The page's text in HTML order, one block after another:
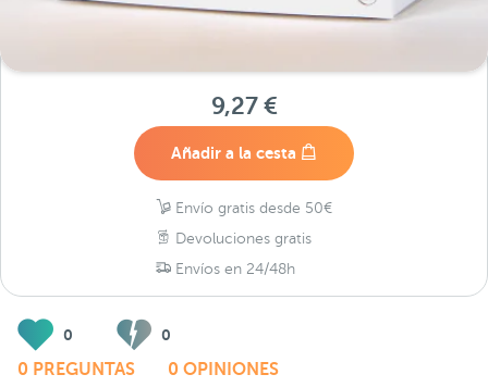
9,27 €
Añadir a la cesta
Envío gratis desde 50€
Devoluciones gratis
Envíos en 24/48h
0 0
0 PREGUNTAS 0 OPINIONES